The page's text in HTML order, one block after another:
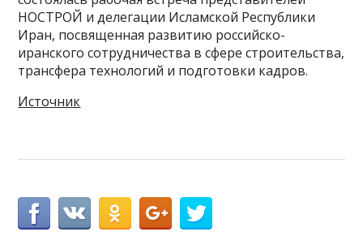
НОСТРОЙ и делегации Исламской Республики
Иран, посвященная развитию российско-
иранского сотрудничества в сфере строительства,
трансфера технологий и подготовки кадров.
Источник